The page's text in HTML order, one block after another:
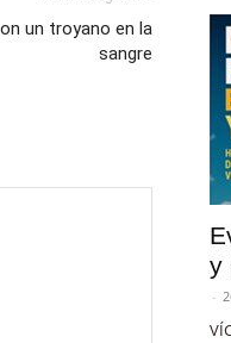
un troyano en la
sangre
y
-